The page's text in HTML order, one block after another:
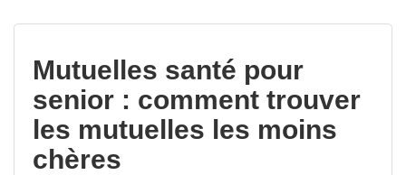
Mutuelles santé pour
senior : comment trouver
les mutuelles les moins
chères